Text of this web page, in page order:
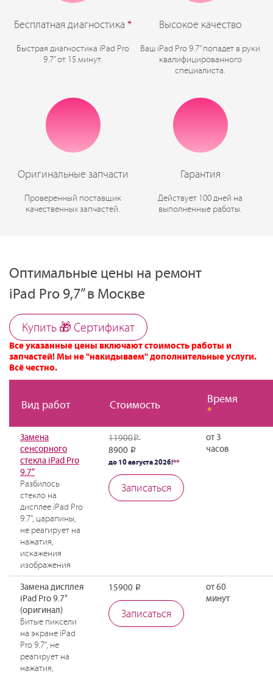
Бесплатная диагностика *
Быстрая диагностика iPad Pro
9.7” от 15 минут.
Высокое качество
Ваш iPad Pro 9.7” попадет в руки
квалифицированного
специалиста.
Оригинальные запчасти
Проверенный поставщик
качественных запчастей.
Гарантия
Действует 100 дней на
выполненные работы.
Оптимальные цены на ремонт
iPad Pro 9,7” в Москве
Купить 🎁 Cертификат
Все указанные цены включают стоимость работы и
запчастей! Мы не "накидываем" дополнительные услуги.
Всё честно.
Вид работ Стоимость
Время
*
Замена
сенсорного
стекла iPad Pro
9.7"
Разбилось
стекло на
дисплее iPad Pro
9.7", царапины,
не реагирует на
нажатия,
искажения
изображения
11900 Р
8900 Р
до 10 августа 2026!**
Записаться
от 3
часов
Замена дисплея
iPad Pro 9.7"
(оригинал)
Битые пиксели
на экране iPad
Pro 9.7", не
реагирует на
нажатия,
15900 Р
Записаться
от 60
минут